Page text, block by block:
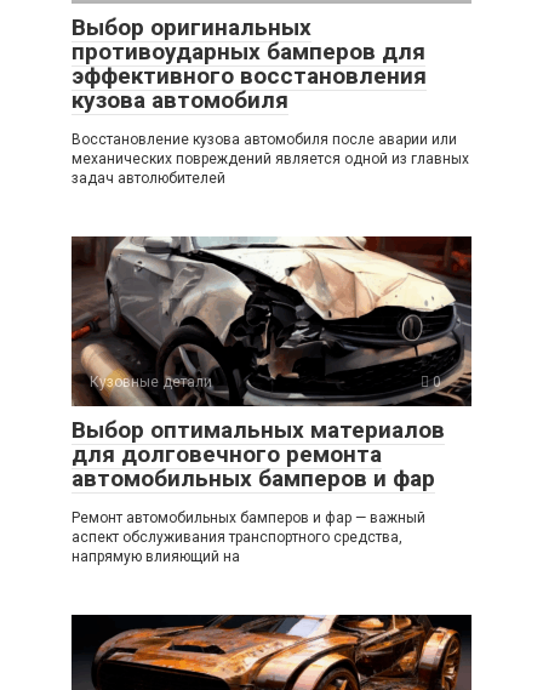
Выбор оригинальных
противоударных бамперов для
эффективного восстановления
кузова автомобиля
Восстановление кузова автомобиля после аварии или
механических повреждений является одной из главных
задач автолюбителей
Кузовные детали 0
Выбор оптимальных материалов
для долговечного ремонта
автомобильных бамперов и фар
Ремонт автомобильных бамперов и фар — важный
аспект обслуживания транспортного средства,
напрямую влияющий на